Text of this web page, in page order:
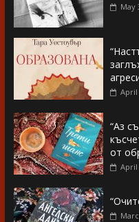
May
April
“Аз
от
April